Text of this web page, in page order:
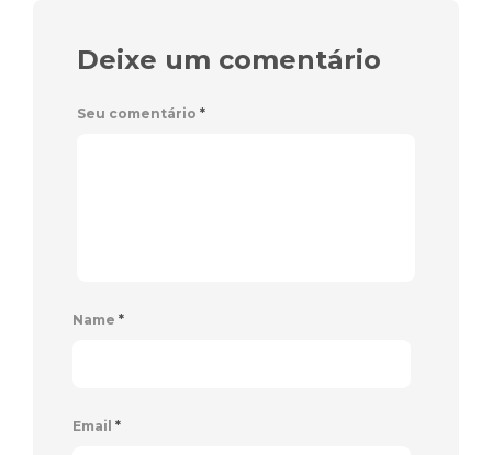
Deixe um comentário
Seu comentário *
Name *
Email *